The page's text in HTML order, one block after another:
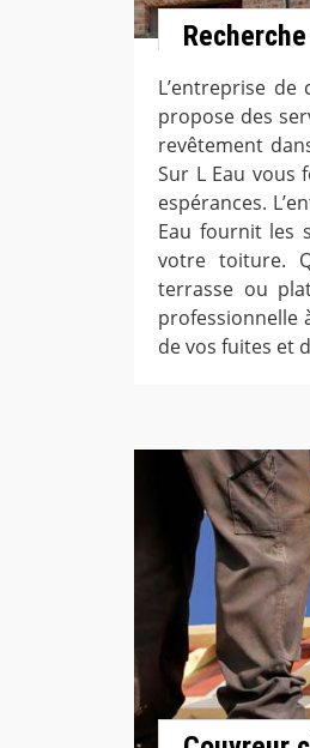
L’entreprise
propose des
revêtement
Sur L Eau vous
espérances.
Eau fournit les
votre toiture.
terrasse ou
professionnelle
de vos fuites et